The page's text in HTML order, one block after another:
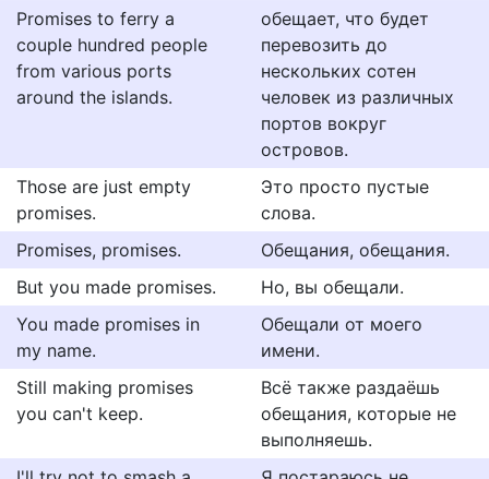
Promises to ferry a
couple hundred people
from various ports
around the islands.
обещает, что будет
перевозить до
нескольких сотен
человек из различных
портов вокруг
островов.
Those are just empty
promises.
Это просто пустые
слова.
Promises, promises.
Обещания, обещания.
But you made promises.
Но, вы обещали.
You made promises in
my name.
Обещали от моего
имени.
Still making promises
you can't keep.
Всё также раздаёшь
обещания, которые не
выполняешь.